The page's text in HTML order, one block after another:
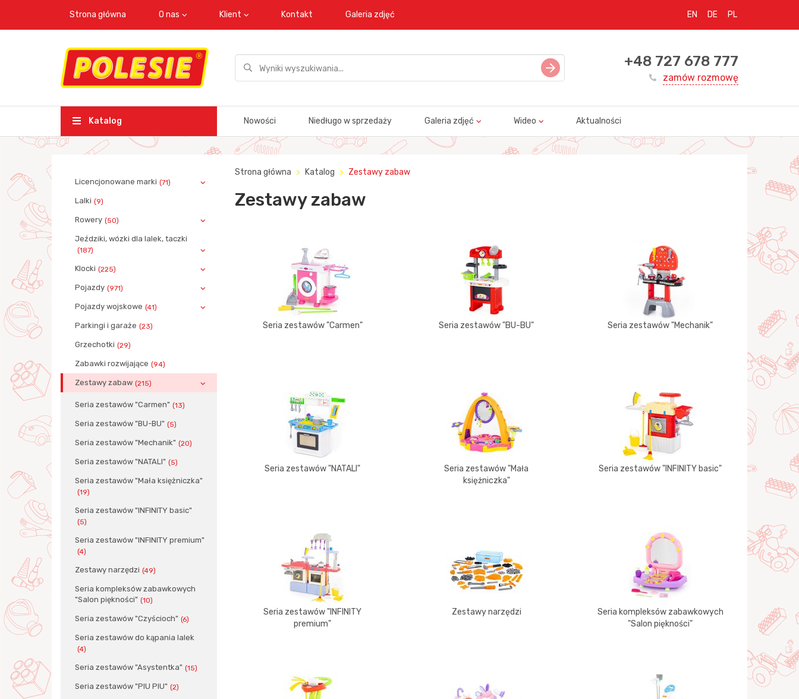
Strona główna O nas Klient Kontakt Galeria zdjęć EN DE PL
+48 727 678 777
zamów rozmowę
Katalog Nowości Niedługo w sprzedaży Galeria zdjęć Wideo Aktualności
Licencjonowane marki (71)
Lalki (9)
Rowery (50)
Jeździki, wózki dla lalek, taczki
(187)
Klocki (225)
Pojazdy (971)
Pojazdy wojskowe (41)
Parkingi i garaże (23)
Grzechotki (29)
Zabawki rozwijające (94)
Zestawy zabaw (215)
Seria zestawów "Carmen" (13)
Seria zestawów "BU-BU" (5)
Seria zestawów "Mechanik" (20)
Seria zestawów "NATALI" (5)
Seria zestawów "Mała księżniczka"
(19)
Seria zestawów "INFINITY basic"
(5)
Seria zestawów "INFINITY premium"
(4)
Zestawy narzędzi (49)
Seria kompleksów zabawkowych
"Salon piękności" (10)
Seria zestawów "Czyścioch" (6)
Seria zestawów do kąpania lalek
(4)
Seria zestawów "Asystentka" (15)
Seria zestawów "PIU PIU" (2)
Strona główna Katalog Zestawy zabaw
Zestawy zabaw
Seria zestawów "Carmen" Seria zestawów "BU-BU" Seria zestawów "Mechanik"
Seria zestawów "NATALI"
Seria zestawów "Mała
księżniczka"
Seria zestawów "INFINITY basic"
Seria zestawów "INFINITY
premium"
Zestawy narzędzi
Seria kompleksów zabawkowych
"Salon piękności"